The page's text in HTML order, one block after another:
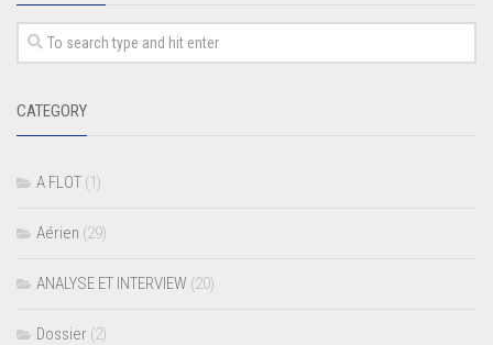
CATEGORY
A FLOT (1)
Aérien (29)
ANALYSE ET INTERVIEW (20)
Dossier (2)